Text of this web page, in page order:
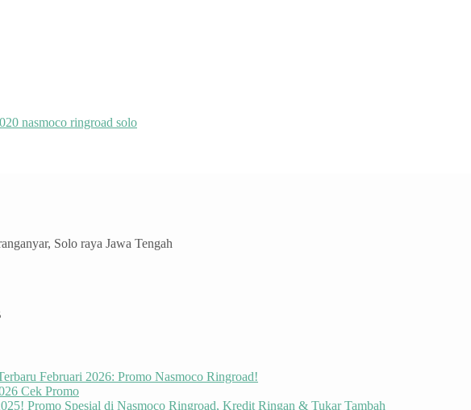
Solo raya Jawa Tengah
Februari 2026: Promo Nasmoco Ringroad!
Cek Promo
Promo Spesial di Nasmoco Ringroad, Kredit Ringan & Tukar Tambah